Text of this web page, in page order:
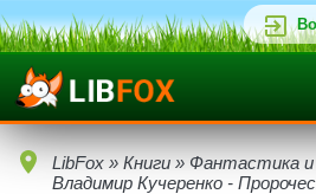
LibFox » Книги » Фантастика
Владимир Кучеренко -